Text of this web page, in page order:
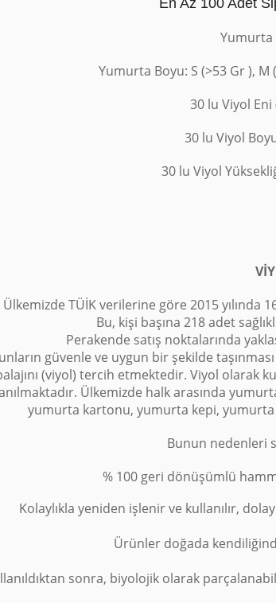
Yumurta
Yumurta Boyu: S (>53 Gr ), M
30 lu Viyol
30 lu Viyol
30 lu Viyol
Ülkemizde TÜİK verilerine göre 2015
Bu, kişi başına 218 adet
Perakende satış noktalarında
güvenle ve uygun bir şekilde
(viyol) tercih etmektedir. Viyol olarak
Ülkemizde halk arasında
yumurta kartonu, yumurta kepi, yumurta
Bunun nedenleri
% 100 geri dönüşümlü
Kolaylıkla yeniden işlenir ve kullanılır,
Ürünler doğada
sonra, biyolojik olarak